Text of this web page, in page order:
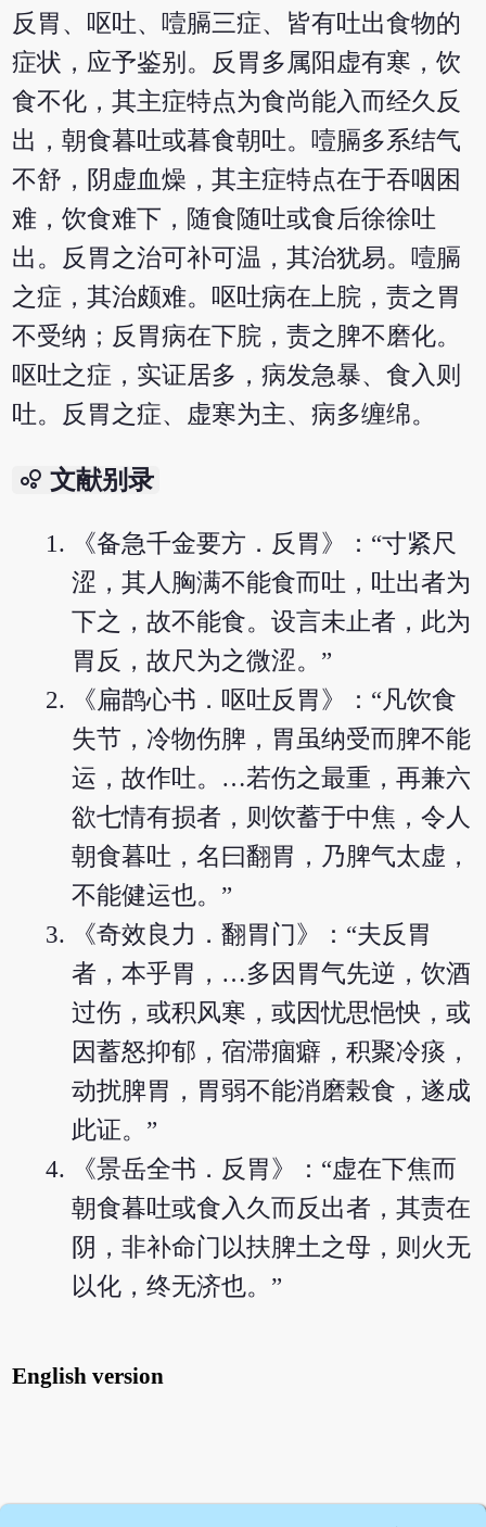
反胃、呕吐、噎膈三症、皆有吐出食物的
症状，应予鉴别。反胃多属阳虚有寒，饮
食不化，其主症特点为食尚能入而经久反
出，朝食暮吐或暮食朝吐。噎膈多系结气
不舒，阴虚血燥，其主症特点在于吞咽困
难，饮食难下，随食随吐或食后徐徐吐
出。反胃之治可补可温，其治犹易。噎膈
之症，其治颇难。呕吐病在上脘，责之胃
不受纳；反胃病在下脘，责之脾不磨化。
呕吐之症，实证居多，病发急暴、食入则
吐。反胃之症、虚寒为主、病多缠绵。
bubble_chart 文献别录
《备急千金要方．反胃》：“寸紧尺
涩，其人胸满不能食而吐，吐出者为
下之，故不能食。设言未止者，此为
胃反，故尺为之微涩。”
《扁鹊心书．呕吐反胃》：“凡饮食
失节，冷物伤脾，胃虽纳受而脾不能
运，故作吐。…若伤之最重，再兼六
欲七情有损者，则饮蓄于中焦，令人
朝食暮吐，名曰翻胃，乃脾气太虚，
不能健运也。”
《奇效良力．翻胃门》：“夫反胃
者，本乎胃，…多因胃气先逆，饮酒
过伤，或积风寒，或因忧思悒怏，或
因蓄怒抑郁，宿滞痼癖，积聚冷痰，
动扰脾胃，胃弱不能消磨榖食，遂成
此证。”
《景岳全书．反胃》：“虚在下焦而
朝食暮吐或食入久而反出者，其责在
阴，非补命门以扶脾土之母，则火无
以化，终无济也。”
English version